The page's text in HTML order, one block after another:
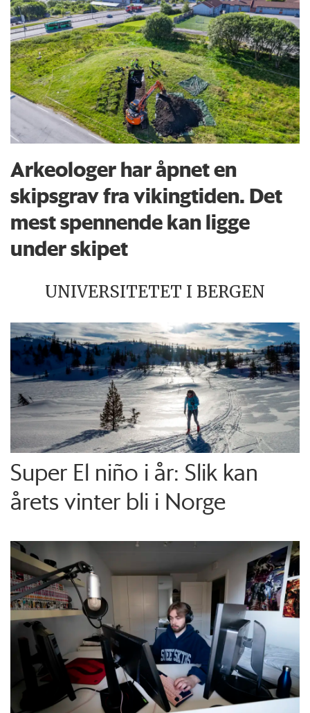
Arkeologer har åpnet en
skipsgrav fra vikingtiden. Det
mest spennende kan ligge
under skipet
UNIVERSITETET I BERGEN
Super El niño i år: Slik kan
årets vinter bli i Norge